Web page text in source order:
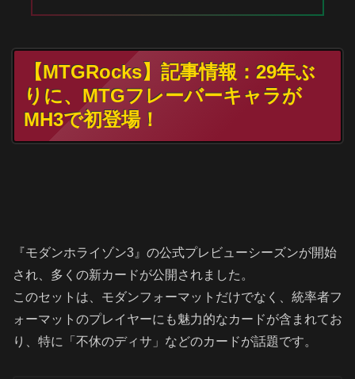
【MTGRocks】記事情報：29年ぶ
りに、MTGフレーバーキャラが
MH3で初登場！
『モダンホライゾン3』の公式プレビューシーズンが開始
され、多くの新カードが公開されました。
このセットは、モダンフォーマットだけでなく、統率者フ
ォーマットのプレイヤーにも魅力的なカードが含まれてお
り、特に「不休のディサ」などのカードが話題です。